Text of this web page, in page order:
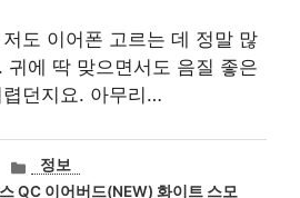
도 이어폰 고르는 데 정말 많
귀에 딱 맞으면서도 음질 좋은
던지요. 아무리…
카
테
정보
QC 이어버드(NEW) 화이트 스모